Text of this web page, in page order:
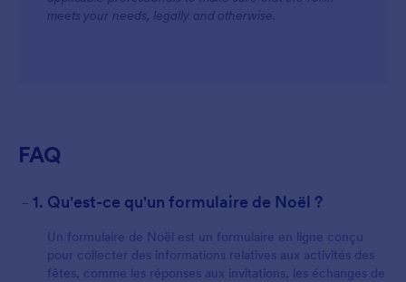
meets your needs, legally and otherwise.
FAQ
- 1. Qu'est-ce qu'un formulaire de Noël ?
Un formulaire de Noël est un formulaire en ligne conçu
pour collecter des informations relatives aux activités des
fêtes, comme les réponses aux invitations, les échanges de